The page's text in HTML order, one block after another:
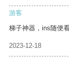
游客
梯子神器，ins随便
2023-12-18